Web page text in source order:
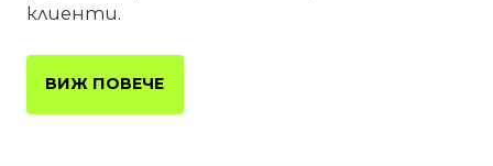
клиенти.
ВИЖ ПОВЕЧЕ